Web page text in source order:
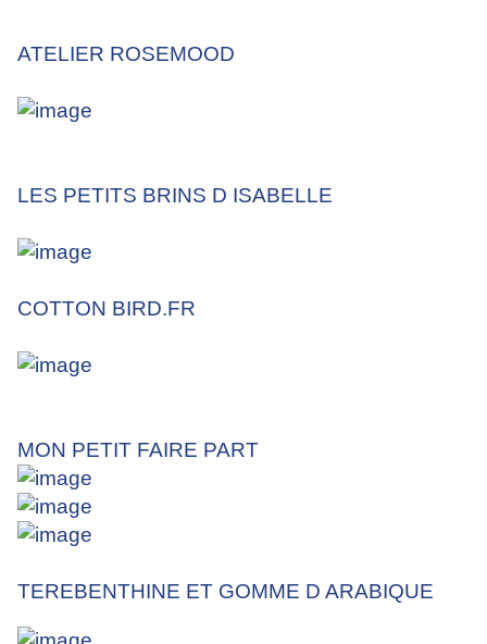
ATELIER ROSEMOOD
LES PETITS BRINS D ISABELLE
COTTON BIRD.FR
MON PETIT FAIRE PART
TEREBENTHINE ET GOMME D ARABIQUE